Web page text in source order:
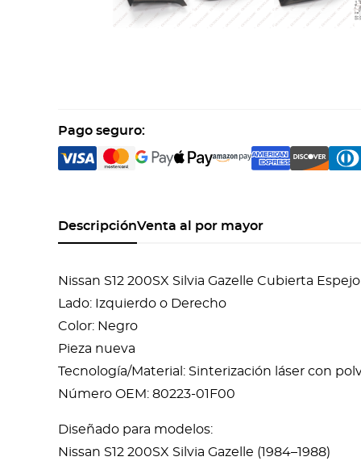
Pago seguro:
DescripciónVenta al por mayor
Nissan S12 200SX Silvia Gazelle Cubierta
Lado: Izquierdo o Derecho
Color: Negro
Pieza nueva
Tecnología/Material: Sinterización láser con
Número OEM: 80223-01F00
Diseñado para modelos:
Nissan S12 200SX Silvia Gazelle (1984–1988)